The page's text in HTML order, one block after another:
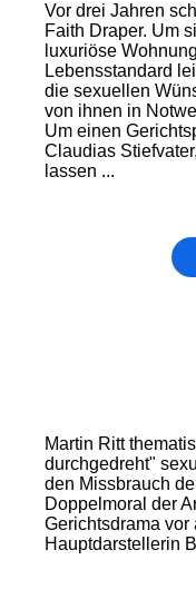
Vor drei Jahren
Faith Draper. Um
luxuriöse
Lebensstandard
die sexuellen
von ihnen in
Um einen
Claudias
lassen ...
Martin Ritt
durchgedreht"
den Missbrauch
Doppelmoral der
Gerichtsdrama
Hauptdarstellerin